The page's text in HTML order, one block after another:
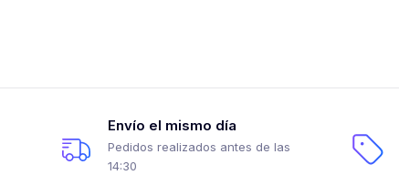
Envío el mismo día
Pedidos realizados antes de las
14:30